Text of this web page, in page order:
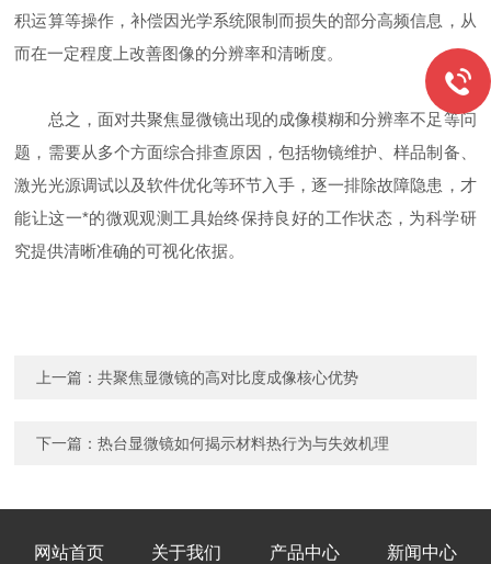
积运算等操作，补偿因光学系统限制而损失的部分高频信息，从
而在一定程度上改善图像的分辨率和清晰度。
总之，面对共聚焦显微镜出现的成像模糊和分辨率不足等问
题，需要从多个方面综合排查原因，包括物镜维护、样品制备、
激光光源调试以及软件优化等环节入手，逐一排除故障隐患，才
能让这一*的微观观测工具始终保持良好的工作状态，为科学研
究提供清晰准确的可视化依据。
上一篇：共聚焦显微镜的高对比度成像核心优势
下一篇：热台显微镜如何揭示材料热行为与失效机理
网站首页 关于我们 产品中心 新闻中心